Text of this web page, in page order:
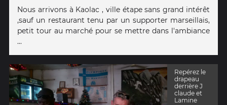
Nous arrivons à Kaolac , ville étape sans grand intérêt
,sauf un restaurant tenu par un supporter marseillais,
petit tour au marché pour se mettre dans l'ambiance
...
Repérez le
drapeau
derrière J
claude et
Lamine